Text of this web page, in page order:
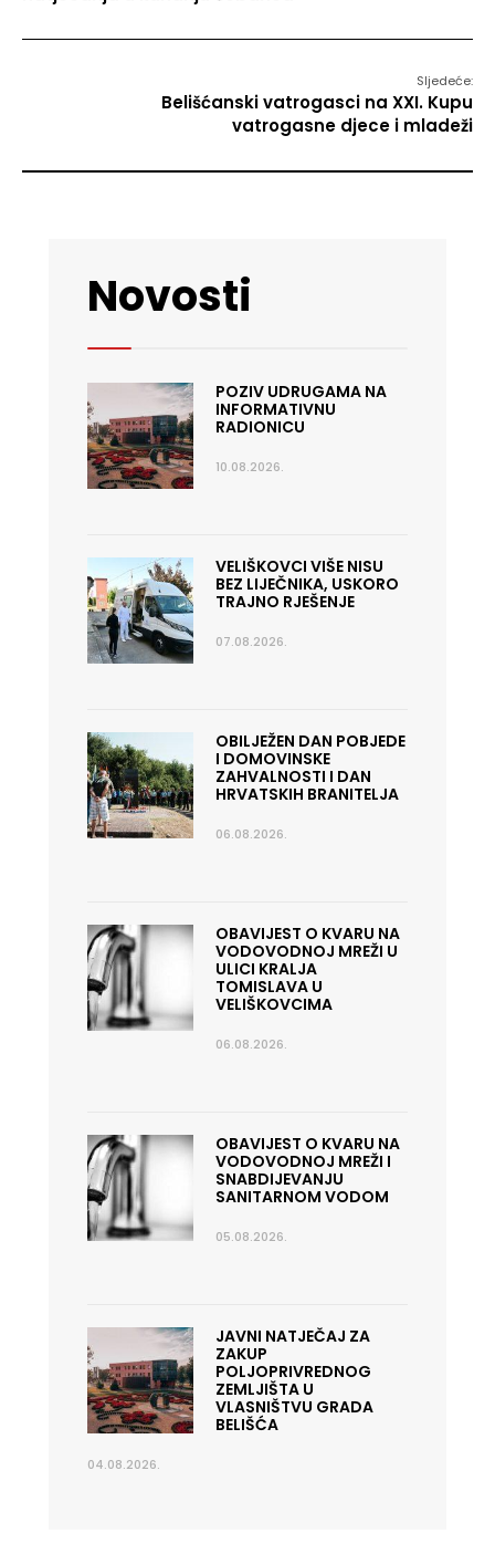
Sljedeće:
Belišćanski vatrogasci na XXI. Kupu
vatrogasne djece i mladeži
Novosti
POZIV UDRUGAMA NA
INFORMATIVNU
RADIONICU
10.08.2026.
VELIŠKOVCI VIŠE NISU
BEZ LIJEČNIKA, USKORO
TRAJNO RJEŠENJE
07.08.2026.
OBILJEŽEN DAN POBJEDE
I DOMOVINSKE
ZAHVALNOSTI I DAN
HRVATSKIH BRANITELJA
06.08.2026.
OBAVIJEST O KVARU NA
VODOVODNOJ MREŽI U
ULICI KRALJA
TOMISLAVA U
VELIŠKOVCIMA
06.08.2026.
OBAVIJEST O KVARU NA
VODOVODNOJ MREŽI I
SNABDIJEVANJU
SANITARNOM VODOM
05.08.2026.
JAVNI NATJEČAJ ZA
ZAKUP
POLJOPRIVREDNOG
ZEMLJIŠTA U
VLASNIŠTVU GRADA
BELIŠĆA
04.08.2026.